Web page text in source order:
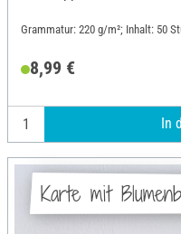
Grammatur: 220 g/m²; Inhalt: 50
8,99 €
In
Karte mit